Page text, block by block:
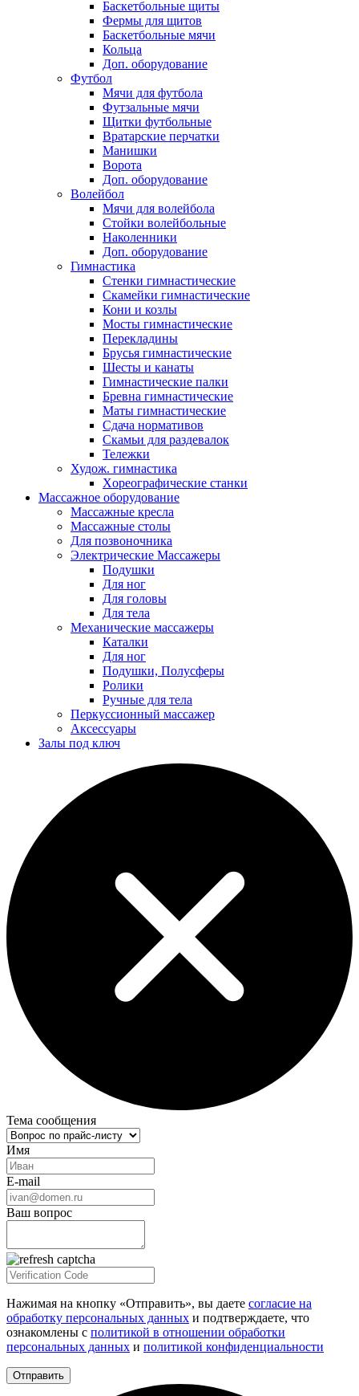
Баскетбольные щиты
Фермы для щитов
Баскетбольные мячи
Кольца
Доп. оборудование
Футбол
Мячи для футбола
Футзальные мячи
Щитки футбольные
Вратарские перчатки
Манишки
Ворота
Доп. оборудование
Волейбол
Мячи для волейбола
Стойки волейбольные
Наколенники
Доп. оборудование
Гимнастика
Стенки гимнастические
Скамейки гимнастические
Кони и козлы
Мосты гимнастические
Перекладины
Брусья гимнастические
Шесты и канаты
Гимнастические палки
Бревна гимнастические
Маты гимнастические
Сдача нормативов
Скамьи для раздевалок
Тележки
Худож. гимнастика
Xореографические станки
Массажное оборудование
Массажные кресла
Массажные столы
Для позвоночника
Электрические Массажеры
Подушки
Для ног
Для головы
Для тела
Механические массажеры
Каталки
Для ног
Подушки, Полусферы
Ролики
Ручные для тела
Перкуссионный массажер
Аксессуары
Залы под ключ
Тема сообщения
Имя
E-mail
Ваш вопрос
Нажимая на кнопку «Отправить», вы даете согласие на
обработку персональных данных и подтверждаете, что
ознакомлены с политикой в отношении обработки
персональных данных и политикой конфиденциальности